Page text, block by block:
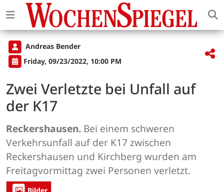
Andreas Bender
Friday, 09/23/2022, 10:00 PM
Zwei Verletzte bei Unfall auf
der K17
Reckershausen. Bei einem schweren
Verkehrsunfall auf der K17 zwischen
Reckershausen und Kirchberg wurden am
Freitagvormittag zwei Personen verletzt.